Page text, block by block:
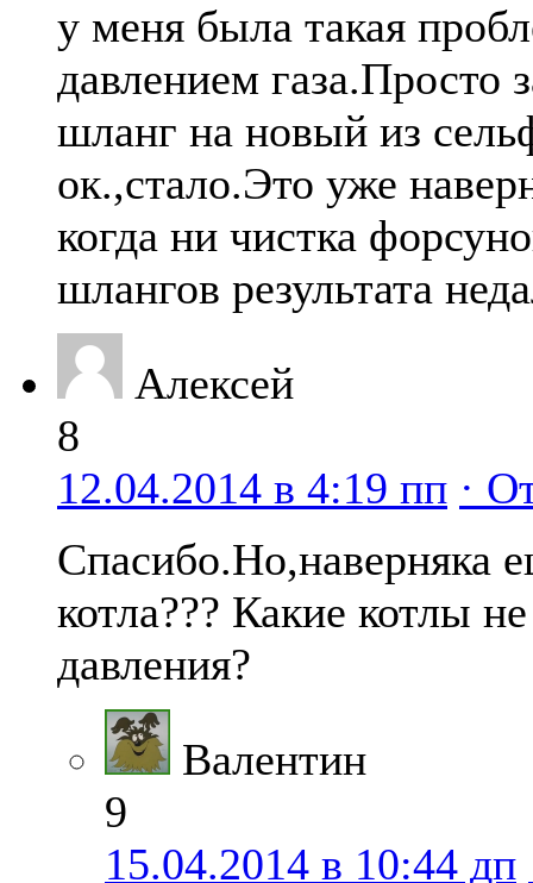
у меня была такая
давлением газа.Просто
шланг на новый из
ок.,стало.Это уже
когда ни чистка
шлангов результата
Алексей
8
12.04.2014 в 4:19 пп ·
Спасибо.Но,наверняка
котла??? Какие котлы
давления?
Валентин
9
15.04.2014 в 10:44 дп